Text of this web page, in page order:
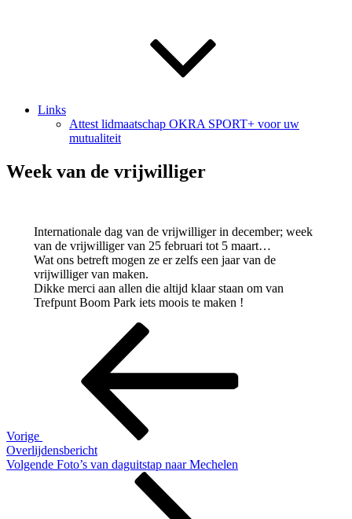
Links
Attest lidmaatschap OKRA SPORT+ voor uw
mutualiteit
Week van de vrijwilliger
Internationale dag van de vrijwilliger in december; week
van de vrijwilliger van 25 februari tot 5 maart…
Wat ons betreft mogen ze er zelfs een jaar van de
vrijwilliger van maken.
Dikke merci aan allen die altijd klaar staan om van
Trefpunt Boom Park iets moois te maken !
Berichtnavigatie
Vorige
Overlijdensbericht
Volgend
Volgende Foto’s van daguitstap naar Mechelen